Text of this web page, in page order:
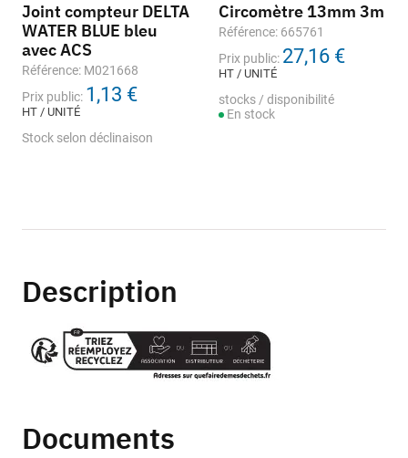
Joint compteur DELTA
WATER BLUE bleu
avec ACS
Référence: M021668
Prix public: 1,13 €
HT / UNITÉ
Stock selon déclinaison
Circomètre 13mm 3m
Référence: 665761
Prix public: 27,16 €
HT / UNITÉ
stocks / disponibilité
En stock
Description
Documents